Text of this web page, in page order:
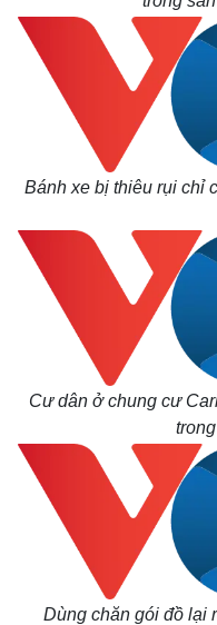
Bánh xe bị thiêu rụi chỉ
Cư dân ở chung cư
Dùng chăn gói đồ lại